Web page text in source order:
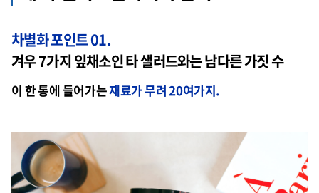
차별화 포인트 01.
겨우 7가지 잎채소인 타 샐러드와는 남다른 가짓 수
이 한 통에 들어가는재료가 무려 20여가지.